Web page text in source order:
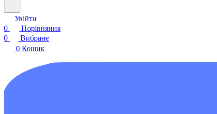
Увійти
0
Порівняння
0
Вибране
0 Кошик